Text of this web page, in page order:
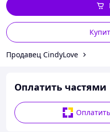
Продавец CindyLove
Оплатить частями